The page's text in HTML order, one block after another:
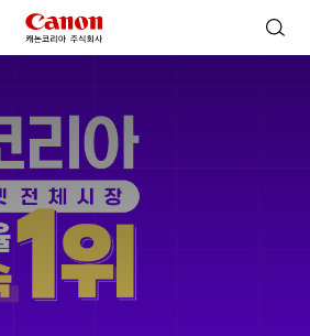
캐논코리아 주식회사 로고 검색 열기